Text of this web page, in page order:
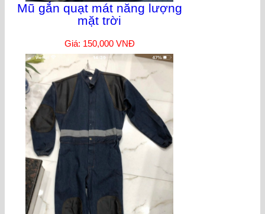
Mũ gắn quạt mát năng lượng
mặt trời
Giá: 150,000 VNĐ